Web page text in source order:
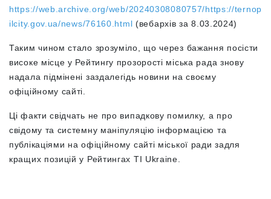
https://web.archive.org/web/20240308080757/https://ternop
ilcity.gov.ua/news/76160.html (вебархів за 8.03.2024)
Таким чином стало зрозуміло, що через бажання посісти
високе місце у Рейтингу прозорості міська рада знову
надала підмінені заздалегідь новини на своєму
офіційному сайті.
Ці факти свідчать не про випадкову помилку, а про
свідому та системну маніпуляцію інформацією та
публікаціями на офіційному сайті міської ради задля
кращих позицій у Рейтингах ТІ Ukraine.